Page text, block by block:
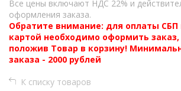
Все цены включают НДС 22% и
оформления заказа.
Обратите внимание: для оплаты СБП
картой необходимо оформить заказ,
положив Товар в корзину!
заказа - 2000 рублей
К списку товаров